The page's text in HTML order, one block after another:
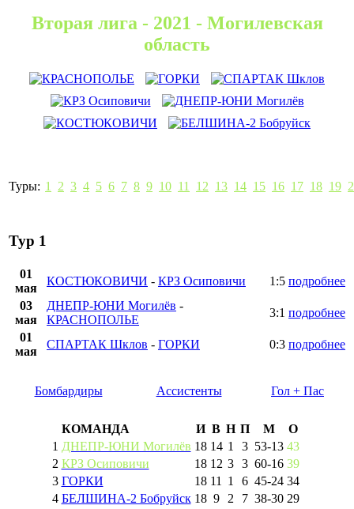
Вторая лига - 2021 - Могилевская
область
Туры: 1 2 3 4 5 6 7 8 9 10 11 12 13 14 15 16 17 18 19
Тур 1
01
мая
КОСТЮКОВИЧИ - КРЗ Осиповичи 1:5 подробнее
03
мая
ДНЕПР-ЮНИ Могилёв -
КРАСНОПОЛЬЕ
3:1 подробнее
01
мая
СПАРТАК Шклов - ГОРКИ 0:3 подробнее
Бомбардиры Ассистенты Гол + Пас
КОМАНДА И В Н П М
О
1 ДНЕПР-ЮНИ Могилёв 18 14 1 3 53-13 43
2 КРЗ Осиповичи 18 12 3 3 60-16 39
3 ГОРКИ 18 11 1 6 45-24 34
4 БЕЛШИНА-2 Бобруйск 18 9 2 7 38-30 29